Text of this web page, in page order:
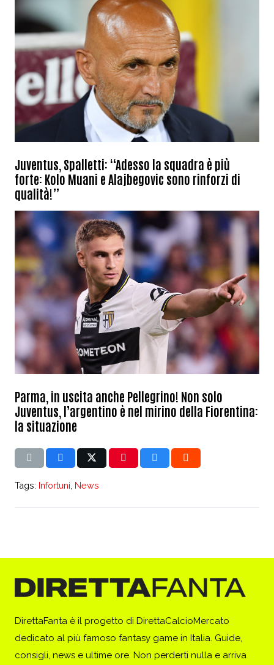
Juventus, Spalletti: “Adesso la squadra è più
forte: Kolo Muani e Alajbegovic sono rinforzi di
qualità!”
Parma, in uscita anche Pellegrino! Non solo
Juventus, l’argentino è nel mirino della Fiorentina:
la situazione
Tags: Infortuni News
DirettaFanta è il progetto di DirettaCalcioMercato
dedicato al più famoso fantasy game in Italia. Guide,
consigli, news e ultime ore. Non perderti nulla e arriva